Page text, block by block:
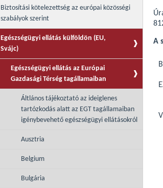
Biztosítási kötelezettség az európai közösségi
szabályok szerint
Egészségügyi ellátás külföldön (EU,
Svájc)
Egészségügyi ellátás az Európai
Gazdasági Térség tagállamaiban
Áltlános tájékoztató az ideiglenes
tartózkodás alatt az EGT tagállamaiban
igénybevehető egészségügyi ellátásokról
Ausztria
Belgium
Bulgária
A